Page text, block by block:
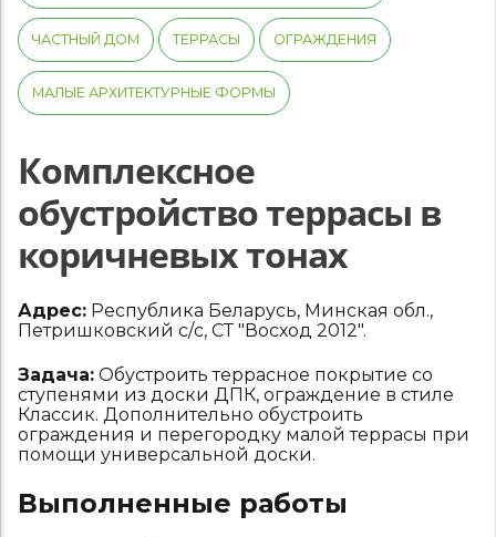
ЧАСТНЫЙ ДОМ ТЕРРАСЫ ОГРАЖДЕНИЯ
МАЛЫЕ АРХИТЕКТУРНЫЕ ФОРМЫ
Комплексное
обустройство террасы в
коричневых тонах
Адрес: Республика Беларусь, Минская обл.,
Петришковский с/с, СТ "Восход 2012".
Задача: Обустроить террасное покрытие со
ступенями из доски ДПК, ограждение в стиле
Классик. Дополнительно обустроить
ограждения и перегородку малой террасы при
помощи универсальной доски.
Выполненные работы